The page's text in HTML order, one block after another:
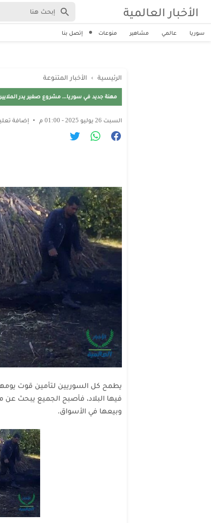
الأخبار العالمية
سوريا عالمي مشاهير منوعات إتصل بنا
الرئيسية › الأخبار المتنوعة
مهنة جديد في سوريا... مشروع صغير يدر
السبت 26 يوليو 2025 - 01:00 م إضافة
يطمح كل السوريين لتأمين قوت
فيها البلاد، فأصبح الجميع يبحث
وبيعها في الأسواق.